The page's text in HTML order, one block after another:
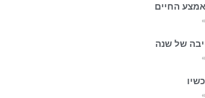
החיים
של שנה